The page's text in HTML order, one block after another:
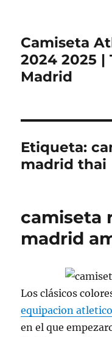
Camiseta
2024 2025
Madrid
Etiqueta:
madrid thai
camiseta
madrid
Los clásicos
equipacion
en el que